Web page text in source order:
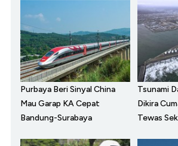
Purbaya Beri Sinyal China
Mau Garap KA Cepat
Bandung-Surabaya
Tsunami
Dikira
Tewas